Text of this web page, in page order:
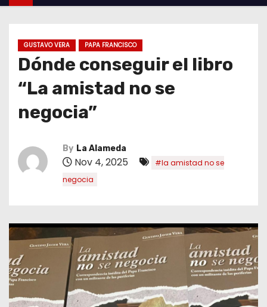
GUSTAVO VERA PAPA FRANCISCO
Dónde conseguir el libro
“La amistad no se
negocia”
By La Alameda
Nov 4, 2025
#la amistad no se
negocia